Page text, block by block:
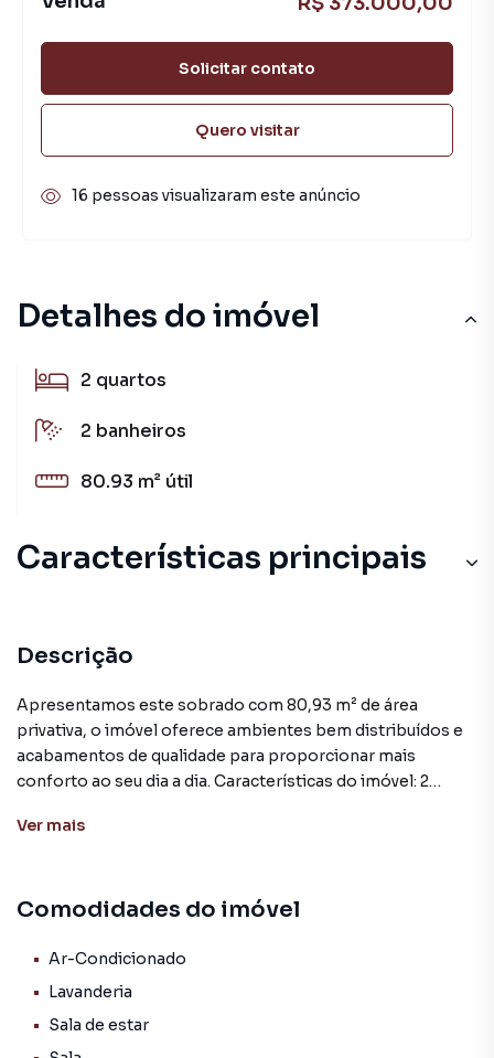
Detalhes do imóvel
2 quartos
2 banheiros
80.93 m² útil
Características principais
Sala de estar
Aceita Pet
Cozinha
Descrição
Apresentamos este sobrado com 80,93 m² de área
privativa, o imóvel oferece ambientes bem distribuídos e
acabamentos de qualidade para proporcionar mais
conforto ao seu dia a dia. Características do imóvel: 2
cozinha integradas; Lavanderia; Vaga coberta para 1 veículo;
Monte Belo, Bairro Bela Vista, em uma região tranquila e
mercados, ponto de ônibus e diversos serviços essenciais,
além de estar a apenas 5 minutos do centro da cidade. Uma
investir em um imóvel com grande potencial de
Ver mais
Comodidades do imóvel
Ar-Condicionado
Lavanderia
Sala de estar
Solicitar contato
Quero visitar
16 pessoas visualizaram este anúncio